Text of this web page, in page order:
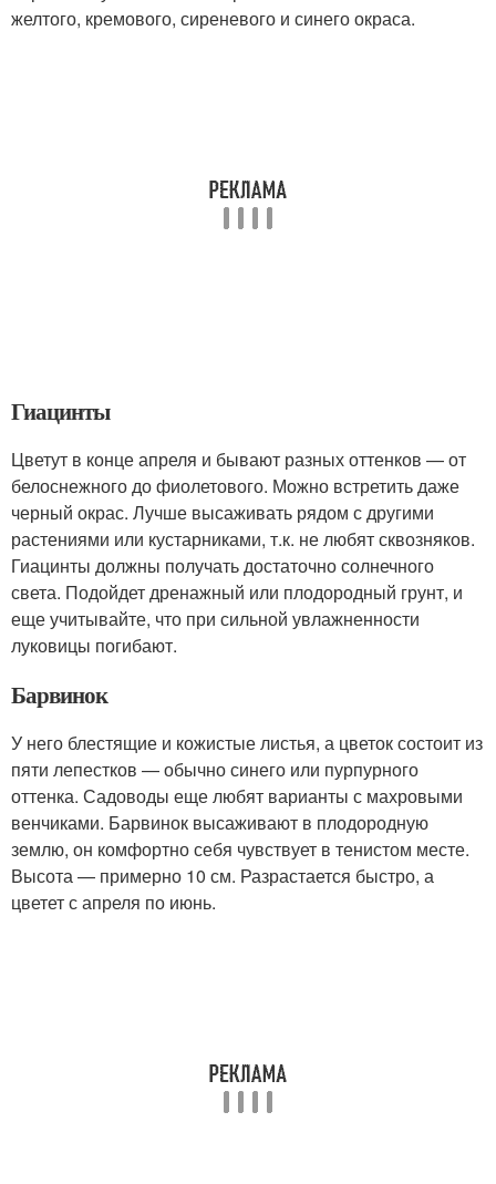
желтого, кремового, сиреневого и синего окраса.
Гиацинты
Цветут в конце апреля и бывают разных оттенков — от
белоснежного до фиолетового. Можно встретить даже
черный окрас. Лучше высаживать рядом с другими
растениями или кустарниками, т.к. не любят сквозняков.
Гиацинты должны получать достаточно солнечного
света. Подойдет дренажный или плодородный грунт, и
еще учитывайте, что при сильной увлажненности
луковицы погибают.
Барвинок
У него блестящие и кожистые листья, а цветок состоит из
пяти лепестков — обычно синего или пурпурного
оттенка. Садоводы еще любят варианты с махровыми
венчиками. Барвинок высаживают в плодородную
землю, он комфортно себя чувствует в тенистом месте.
Высота — примерно 10 см. Разрастается быстро, а
цветет с апреля по июнь.